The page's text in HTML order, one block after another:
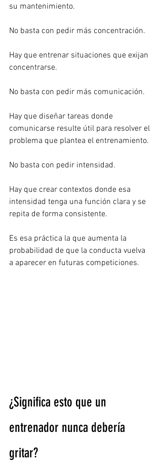
su mantenimiento.
No basta con pedir más concentración.
Hay que entrenar situaciones que exijan
concentrarse.
No basta con pedir más comunicación.
Hay que diseñar tareas donde
comunicarse resulte útil para resolver el
problema que plantea el entrenamiento.
No basta con pedir intensidad.
Hay que crear contextos donde esa
intensidad tenga una función clara y se
repita de forma consistente.
Es esa práctica la que aumenta la
probabilidad de que la conducta vuelva
a aparecer en futuras competiciones.
¿Significa esto que un
entrenador nunca debería
gritar?